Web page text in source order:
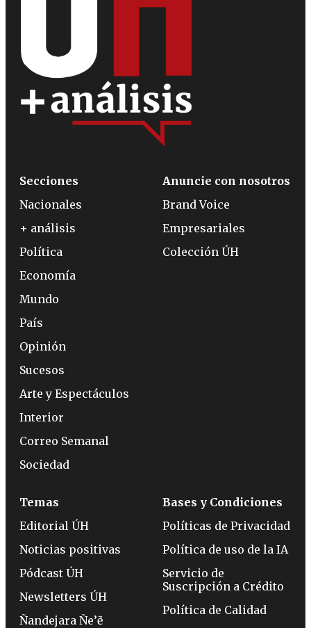
Secciones
Nacionales
+ análisis
Política
Economía
Mundo
País
Opinión
Sucesos
Arte y Espectáculos
Interior
Correo Semanal
Sociedad
Anuncie con nosotros
Brand Voice
Empresariales
Colección ÚH
Temas
Editorial ÚH
Noticias positivas
Pódcast ÚH
Newsletters ÚH
Ñandejara Ñe’ẽ
Bases y Condiciones
Políticas de Privacidad
Política de uso de la IA
Servicio de
Suscripción a Crédito
Política de Calidad